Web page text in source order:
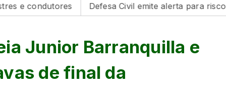
Defesa Civil emite alerta para risco de
Junior Barranquilla e
de final da